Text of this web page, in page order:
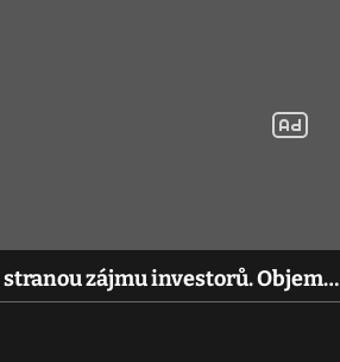
zájmu investorů. Objem…